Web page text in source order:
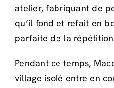
atelier, fabriquant de
qu’il fond et refait en
parfaite de la
Pendant ce temps,
village isolé entre en